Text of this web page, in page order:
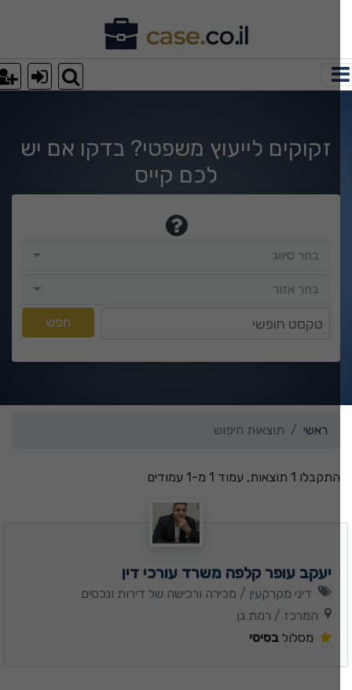
חיפוש
זקוקים לייעוץ משפטי? בדקו אם יש
לכם קייס
בחר סיווג
בחר אזור
חפש
ראשי תוצאות חיפוש
התקבלו 1 תוצאות, עמוד 1 מ-1 עמודים
יעקב עופר קלפה משרד עורכי דין
דיני מקרקעין / מכירה ורכישה של דירות ונכסים
המרכז / רמת גן
מסלולבסיסי